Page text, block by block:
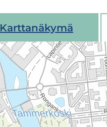
Karttanäkymä